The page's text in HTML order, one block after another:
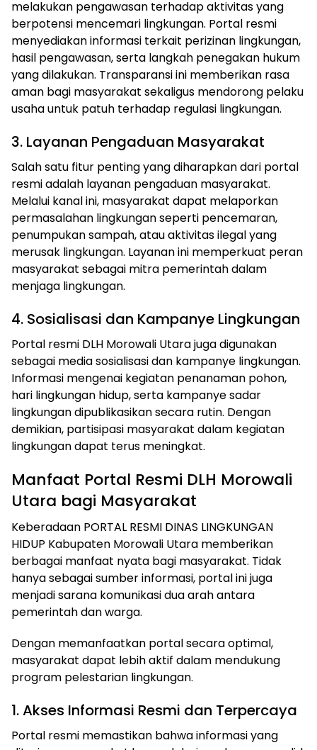
melakukan pengawasan terhadap aktivitas yang
berpotensi mencemari lingkungan. Portal resmi
menyediakan informasi terkait perizinan lingkungan,
hasil pengawasan, serta langkah penegakan hukum
yang dilakukan. Transparansi ini memberikan rasa
aman bagi masyarakat sekaligus mendorong pelaku
usaha untuk patuh terhadap regulasi lingkungan.
3. Layanan Pengaduan Masyarakat
Salah satu fitur penting yang diharapkan dari portal
resmi adalah layanan pengaduan masyarakat.
Melalui kanal ini, masyarakat dapat melaporkan
permasalahan lingkungan seperti pencemaran,
penumpukan sampah, atau aktivitas ilegal yang
merusak lingkungan. Layanan ini memperkuat peran
masyarakat sebagai mitra pemerintah dalam
menjaga lingkungan.
4. Sosialisasi dan Kampanye Lingkungan
Portal resmi DLH Morowali Utara juga digunakan
sebagai media sosialisasi dan kampanye lingkungan.
Informasi mengenai kegiatan penanaman pohon,
hari lingkungan hidup, serta kampanye sadar
lingkungan dipublikasikan secara rutin. Dengan
demikian, partisipasi masyarakat dalam kegiatan
lingkungan dapat terus meningkat.
Manfaat Portal Resmi DLH Morowali
Utara bagi Masyarakat
Keberadaan PORTAL RESMI DINAS LINGKUNGAN
HIDUP Kabupaten Morowali Utara memberikan
berbagai manfaat nyata bagi masyarakat. Tidak
hanya sebagai sumber informasi, portal ini juga
menjadi sarana komunikasi dua arah antara
pemerintah dan warga.
Dengan memanfaatkan portal secara optimal,
masyarakat dapat lebih aktif dalam mendukung
program pelestarian lingkungan.
1. Akses Informasi Resmi dan Terpercaya
Portal resmi memastikan bahwa informasi yang